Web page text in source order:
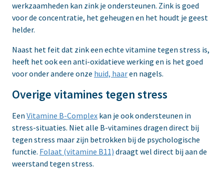
werkzaamheden kan zink je ondersteunen. Zink is goed
voor de concentratie, het geheugen en het houdt je geest
helder.
Naast het feit dat zink een echte vitamine tegen stress is,
heeft het ook een anti-oxidatieve werking en is het goed
voor onder andere onze huid, haaren nagels.
Overige vitamines tegen stress
Een Vitamine B-Complex kan je ook ondersteunen in
stress-situaties. Niet alle B-vitamines dragen direct bij
tegen stress maar zijn betrokken bij de psychologische
functie. Folaat (vitamine B11) draagt wel direct bij aan de
weerstand tegen stress.